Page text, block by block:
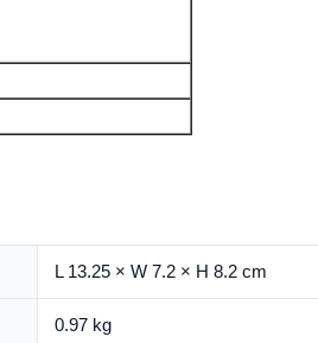
L 13.25 × W 7.2 × H 8.2 cm
0.97 kg